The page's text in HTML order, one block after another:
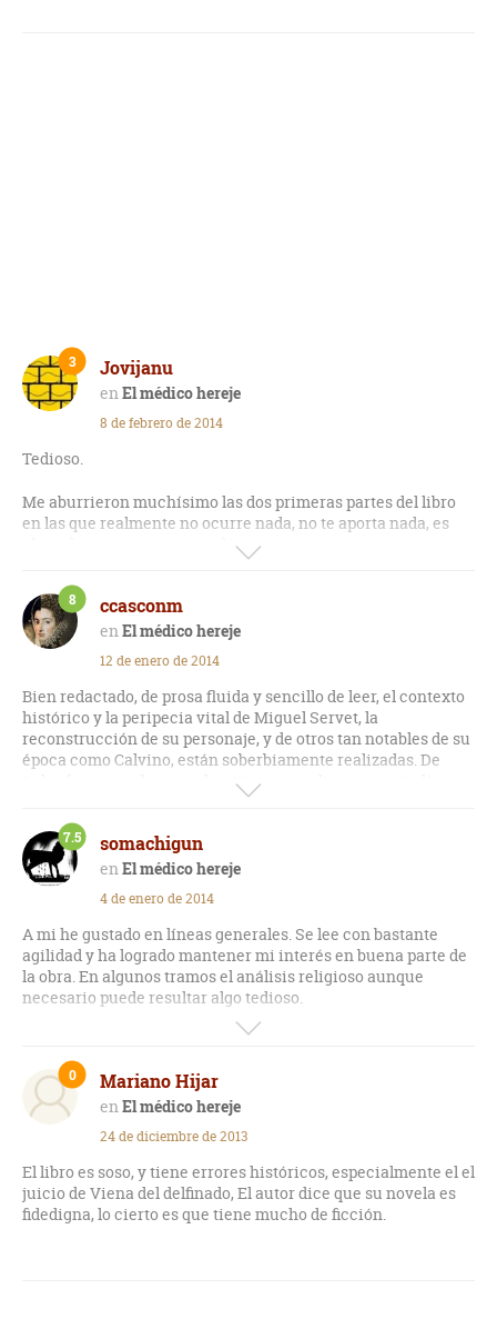
Jovijanu
El médico hereje
3
8 de febrero de 2014
Tedioso.
Me aburrieron muchísimo las dos primeras partes del libro
en las que realmente no ocurre nada, no te aporta nada, es
plano, hasta que se inicia el juicio, pues entonces mejora un
poco, conoces algo de sus disputas con Calvino y entras algo
en la persona y personalidad de Servet, en sus ideas.
En general me ha parecido muy pobre.
ccasconm
El médico hereje
8
12 de enero de 2014
Bien redactado, de prosa fluida y sencillo de leer, el contexto
histórico y la peripecia vital de Miguel Servet, la
reconstrucción de su personaje, y de otros tan notables de su
época como Calvino, están soberbiamente realizadas. De
todas formas es bueno advertir que resulta un poco tedioso
cuando los personajes tratan de asuntos teológicos, cuestión
que no se puede eludir en una Europa dominada por los
conflictos religiosos y teniendo en cuenta que fue
precisamente ese tema el que provocó la narración que Jose
Luis Corral nos propone con esta novela.
somachigun
El médico hereje
7.5
4 de enero de 2014
A mi he gustado en líneas generales. Se lee con bastante
agilidad y ha logrado mantener mi interés en buena parte de
la obra. En algunos tramos el análisis religioso aunque
necesario puede resultar algo tedioso.
Muy bien escrita con gran riqueza léxica que alguna vez me
obligó a tirar de diccionario.
Recomendables para los amantes de la novela histórica.
Mariano Hijar
El médico hereje
0
24 de diciembre de 2013
El libro es soso, y tiene errores históricos, especialmente el el
juicio de Viena del delfinado, El autor dice que su novela es
fidedigna, lo cierto es que tiene mucho de ficción.